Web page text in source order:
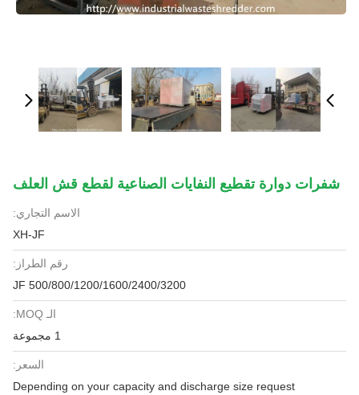
شفرات دوارة تقطيع النفايات الصناعية لقطع قش العلف
الاسم التجاري:
XH-JF
رقم الطراز:
JF 500/800/1200/1600/2400/3200
الـ MOQ:
1 مجموعة
السعر:
Depending on your capacity and discharge size request